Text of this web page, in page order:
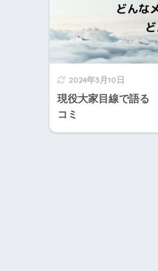
2024年3月10日
現役大家目線で語る
コミ